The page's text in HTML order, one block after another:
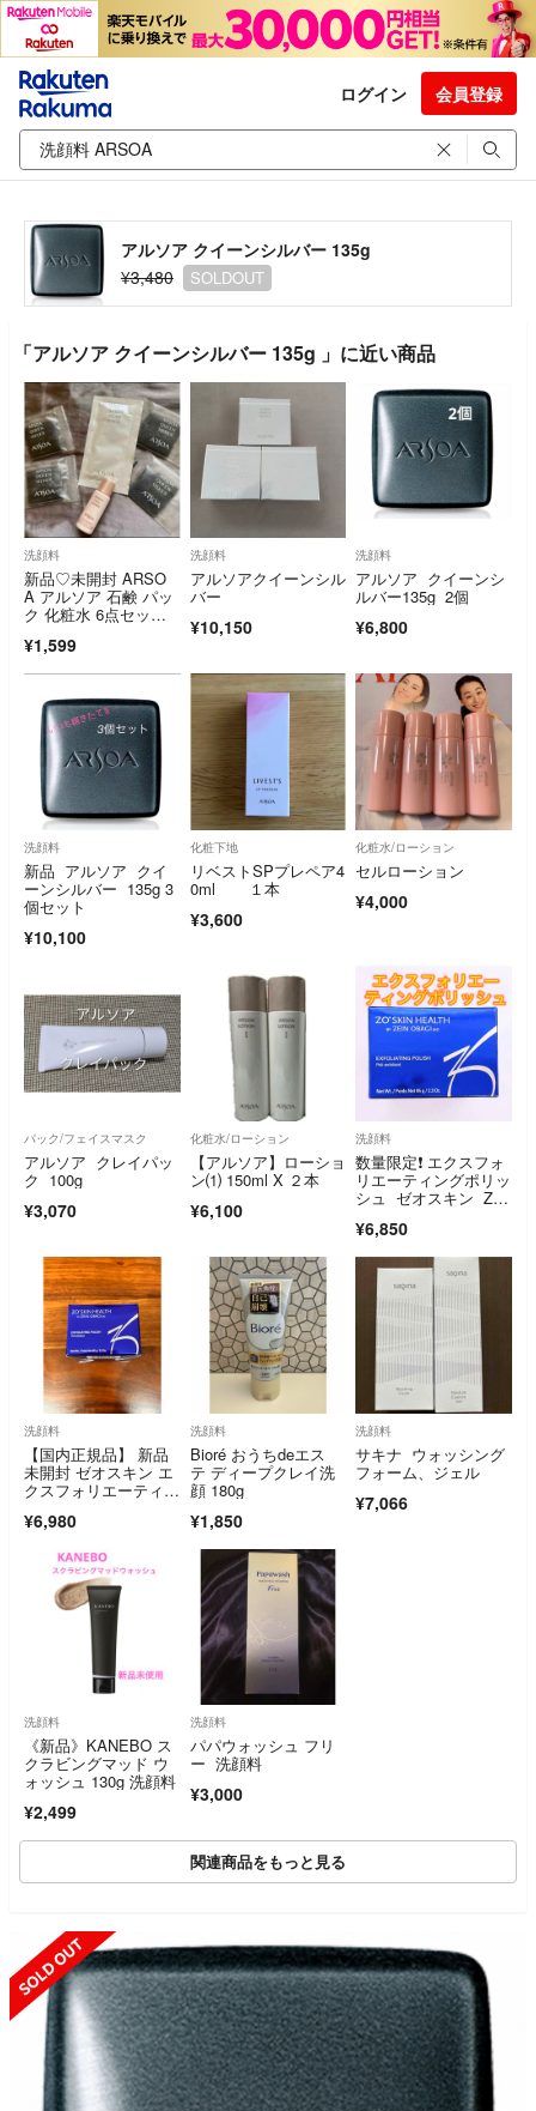
ログイン 会員登録
アルソア クイーンシルバー 135g
¥3,480
SOLDOUT
「アルソア クイーンシルバー 135g 」に近い商品
洗顔料
新品♡未開封 ARSO
A アルソア 石鹸 パッ
ク 化粧水 6点セッ
¥1,599
洗顔料
アルソアクイーンシル
バー
¥10,150
洗顔料
アルソア クイーンシ
ルバー135g 2個
¥6,800
洗顔料
新品 アルソア クイ
ーンシルバー 135g 3
個セット
¥10,100
化粧下地
リベストSPプレペア4
0ml １本
¥3,600
化粧水/ローション
セルローション
¥4,000
パック/フェイスマスク
アルソア クレイパッ
ク 100g
¥3,070
化粧水/ローション
【アルソア】ローショ
ン⑴ 150ml X ２本
¥6,100
洗顔料
数量限定❗️ エクスフォ
リエーティングポリッ
シュ ゼオスキン ZO
¥6,850
洗顔料
【国内正規品】 新品
未開封 ゼオスキン エ
クスフォリエーティン
¥6,980
洗顔料
Bioré おうちdeエス
テ ディープクレイ洗
顔 180g
¥1,850
洗顔料
サキナ ウォッシング
フォーム、ジェル
¥7,066
洗顔料
《新品》KANEBO ス
クラビングマッド ウ
ォッシュ 130g 洗顔料
¥2,499
洗顔料
パパウォッシュ フリ
ー 洗顔料
¥3,000
関連商品をもっと見る
SOLD OUT